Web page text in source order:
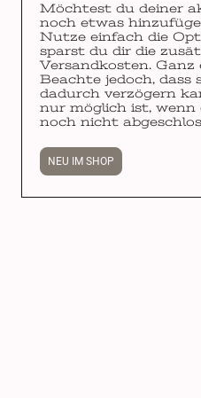
Möchtest du deiner
noch etwas
Nutze einfach die
sparst du dir die
Versandkosten. Ganz
Beachte jedoch, dass
dadurch verzögern
nur möglich ist, wenn
noch nicht
NEU IM SHOP